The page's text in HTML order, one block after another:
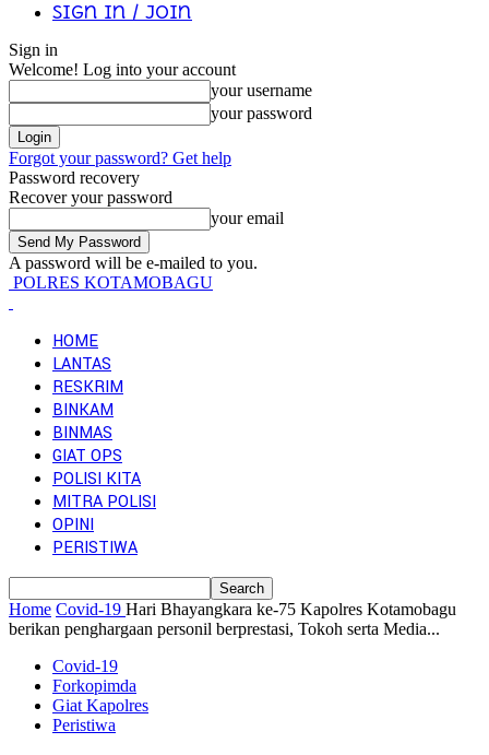
Sign in / Join
Sign in
Welcome! Log into your account
your username
your password
Forgot your password? Get help
Password recovery
Recover your password
your email
A password will be e-mailed to you.
POLRES KOTAMOBAGU
HOME
LANTAS
RESKRIM
BINKAM
BINMAS
GIAT OPS
POLISI KITA
MITRA POLISI
OPINI
PERISTIWA
Home Covid-19 Hari Bhayangkara ke-75 Kapolres Kotamobagu
berikan penghargaan personil berprestasi, Tokoh serta Media...
Covid-19
Forkopimda
Giat Kapolres
Peristiwa